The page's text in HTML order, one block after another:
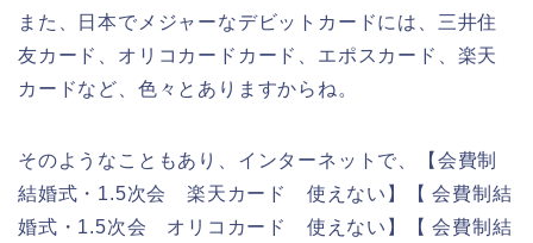
また、日本でメジャーなデビットカードには、三井住
友カード、オリコカードカード、エポスカード、楽天
カードなど、色々とありますからね。
そのようなこともあり、インターネットで、【会費制
結婚式・1.5次会 楽天カード 使えない】【 会費制結
婚式・1.5次会 オリコカード 使えない】【 会費制結